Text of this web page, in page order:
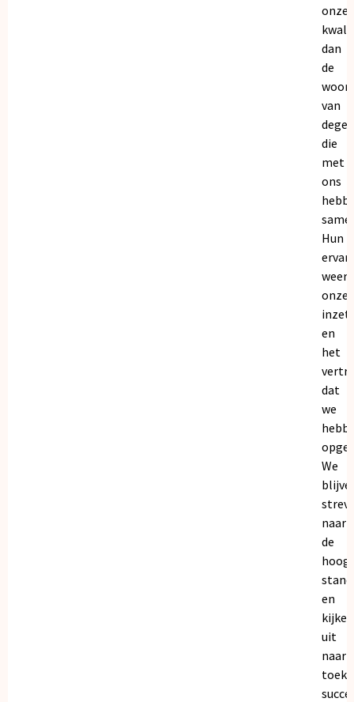
onze
dan
de
van
die
met
ons
Hun
onze
inzet
en
het
dat
we
We
naar
de
en
kijken
uit
naar